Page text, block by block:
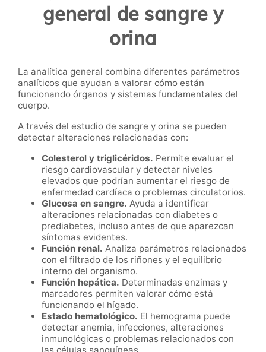
general de sangre y
orina
La analítica general combina diferentes parámetros
analíticos que ayudan a valorar cómo están
funcionando órganos y sistemas fundamentales del
cuerpo.
A través del estudio de sangre y orina se pueden
detectar alteraciones relacionadas con:
Colesterol y triglicéridos. Permite evaluar el
riesgo cardiovascular y detectar niveles
elevados que podrían aumentar el riesgo de
enfermedad cardíaca o problemas circulatorios.
Glucosa en sangre. Ayuda a identificar
alteraciones relacionadas con diabetes o
prediabetes, incluso antes de que aparezcan
síntomas evidentes.
Función renal. Analiza parámetros relacionados
con el filtrado de los riñones y el equilibrio
interno del organismo.
Función hepática. Determinadas enzimas y
marcadores permiten valorar cómo está
funcionando el hígado.
Estado hematológico. El hemograma puede
detectar anemia, infecciones, alteraciones
inmunológicas o problemas relacionados con
las células sanguíneas.